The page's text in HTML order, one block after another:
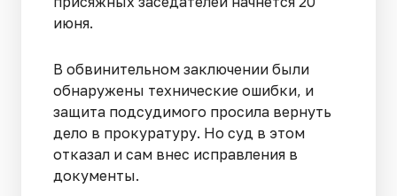
июня.
В обвинительном заключении были
обнаружены технические ошибки, и
защита подсудимого просила вернуть
дело в прокуратуру. Но суд в этом
отказал и сам внес исправления в
документы.